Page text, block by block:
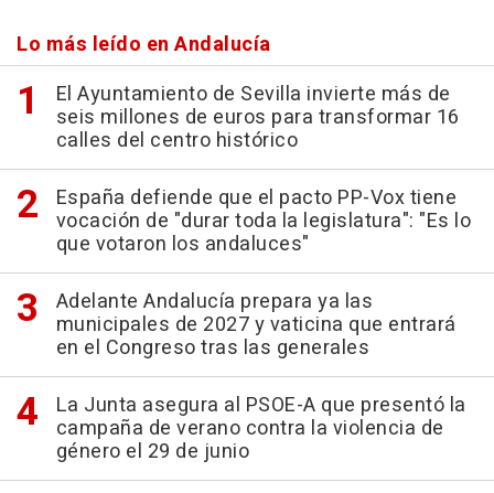
Lo más leído en Andalucía
El Ayuntamiento de Sevilla invierte más de
seis millones de euros para transformar 16
calles del centro histórico
España defiende que el pacto PP-Vox tiene
vocación de "durar toda la legislatura": "Es lo
que votaron los andaluces"
Adelante Andalucía prepara ya las
municipales de 2027 y vaticina que entrará
en el Congreso tras las generales
La Junta asegura al PSOE-A que presentó la
campaña de verano contra la violencia de
género el 29 de junio